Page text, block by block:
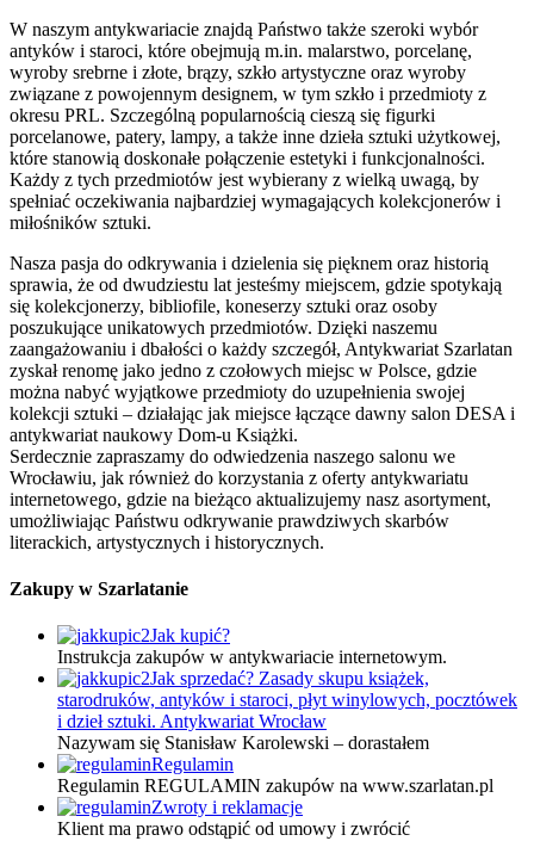
W naszym antykwariacie znajdą Państwo także szeroki wybór
antyków i staroci, które obejmują m.in. malarstwo, porcelanę,
wyroby srebrne i złote, brązy, szkło artystyczne oraz wyroby
związane z powojennym designem, w tym szkło i przedmioty z
okresu PRL. Szczególną popularnością cieszą się figurki
porcelanowe, patery, lampy, a także inne dzieła sztuki użytkowej,
które stanowią doskonałe połączenie estetyki i funkcjonalności.
Każdy z tych przedmiotów jest wybierany z wielką uwagą, by
spełniać oczekiwania najbardziej wymagających kolekcjonerów i
miłośników sztuki.
Nasza pasja do odkrywania i dzielenia się pięknem oraz historią
sprawia, że od dwudziestu lat jesteśmy miejscem, gdzie spotykają
się kolekcjonerzy, bibliofile, koneserzy sztuki oraz osoby
poszukujące unikatowych przedmiotów. Dzięki naszemu
zaangażowaniu i dbałości o każdy szczegół, Antykwariat Szarlatan
zyskał renomę jako jedno z czołowych miejsc w Polsce, gdzie
można nabyć wyjątkowe przedmioty do uzupełnienia swojej
kolekcji sztuki – działając jak miejsce łączące dawny salon DESA i
antykwariat naukowy Dom-u Książki.
Serdecznie zapraszamy do odwiedzenia naszego salonu we
Wrocławiu, jak również do korzystania z oferty antykwariatu
internetowego, gdzie na bieżąco aktualizujemy nasz asortyment,
umożliwiając Państwu odkrywanie prawdziwych skarbów
literackich, artystycznych i historycznych.
Zakupy w Szarlatanie
Jak kupić?
Instrukcja zakupów w antykwariacie internetowym.
Jak sprzedać? Zasady skupu książek,
starodruków, antyków i staroci, płyt winylowych, pocztówek
i dzieł sztuki. Antykwariat Wrocław
Nazywam się Stanisław Karolewski – dorastałem
Regulamin
Regulamin REGULAMIN zakupów na www.szarlatan.pl
Zwroty i reklamacje
Klient ma prawo odstąpić od umowy i zwrócić